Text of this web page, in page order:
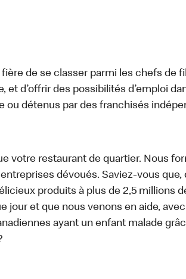
fière de se classer parmi les chefs de
et d’offrir des possibilités d’emploi
ou détenus par des franchisés
votre restaurant de quartier. Nous
dévoués. Saviez-vous que,
produits à plus de 2,5 millions
jour et que nous venons en aide,
ayant un enfant malade